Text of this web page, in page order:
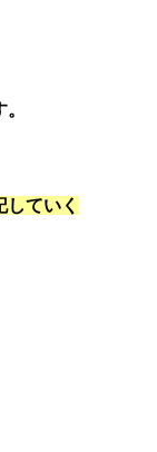
していく